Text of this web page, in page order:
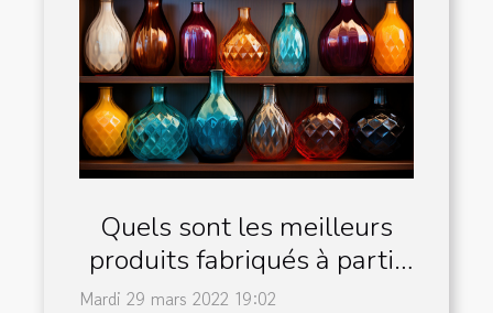
Quels sont les meilleurs
produits fabriqués à partir
des verres et céramiques?
Mardi 29 mars 2022 19:02